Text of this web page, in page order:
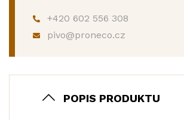
+420 602 556 308
pivo@proneco.cz
POPIS PRODUKTU